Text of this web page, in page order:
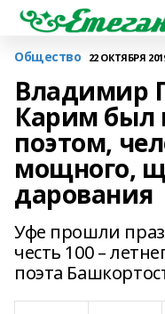
Общество 22 ОКТЯБРЯ
Владимир
Карим
поэтом,
мощного,
дарования
Уфе прошли
честь 100 –
поэта